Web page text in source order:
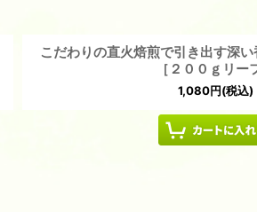
こだわりの直火焙煎で引き出す
［２００ｇリー
1,080円(税込)